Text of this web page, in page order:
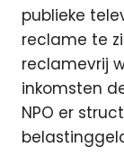
publieke
reclame te
reclamevrij
inkomsten
NPO er